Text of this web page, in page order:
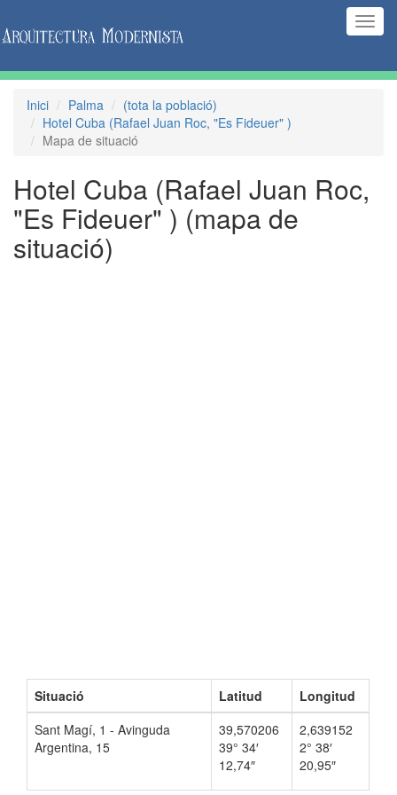
Inici Palma
(tota la població)
Hotel Cuba (Rafael Juan Roc, "Es Fideuer" )
Mapa de situació
Hotel Cuba (Rafael Juan Roc,
"Es Fideuer" ) (mapa de
situació)
Situació Latitud
Longitud
Sant Magí, 1 - Avinguda
Argentina, 15
39,570206
39° 34′
12,74″
2,639152
2° 38′
20,95″